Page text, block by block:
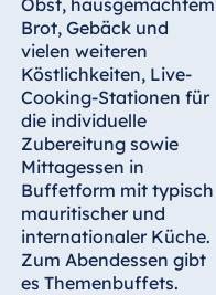
Italien
Resort Calabria
Malta
Antonine Hotel &
Spa Malta
Brot, Gebäck und
vielen weiteren
Köstlichkeiten, Live-
Cooking-Stationen für
die individuelle
Zubereitung sowie
Mittagessen in
Buffetform mit typisch
mauritischer und
internationaler Küche.
Zum Abendessen gibt
es Themenbuffets.